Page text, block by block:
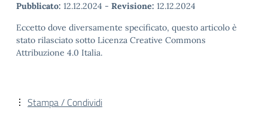
Pubblicato: 12.12.2024 - Revisione: 12.12.2024
Eccetto dove diversamente specificato, questo articolo è
stato rilasciato sotto Licenza Creative Commons
Attribuzione 4.0 Italia.
Stampa / Condividi